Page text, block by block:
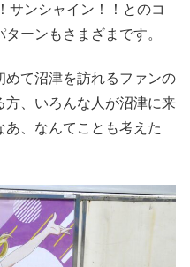
サンシャイン！！とのコ
ーンもさまざまです。
めて沼津を訪れるファンの
、いろんな人が沼津に来
あ、なんてことも考えた